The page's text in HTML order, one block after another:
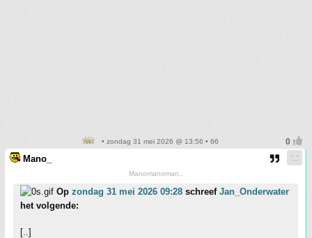
• zondag 31 mei 2026 @ 13:56 • 66
Mano_
Manomanoman..
Op zondag 31 mei 2026 09:28 schreef Jan_Onderwater
het volgende:
[..]